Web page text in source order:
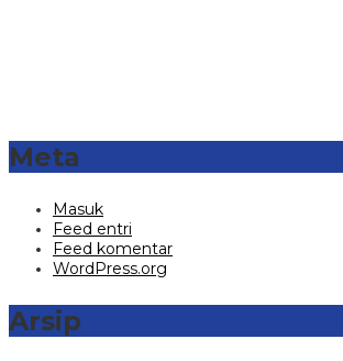
Meta
Masuk
Feed entri
Feed komentar
WordPress.org
Arsip